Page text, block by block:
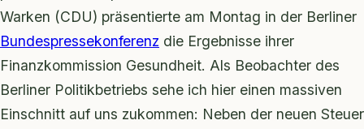
Warken (CDU) präsentierte am Montag in der Berliner
Bundespressekonferenz die Ergebnisse ihrer
Finanzkommission Gesundheit. Als Beobachter des
Berliner Politikbetriebs sehe ich hier einen massiven
Einschnitt auf uns zukommen: Neben der neuen Steuer